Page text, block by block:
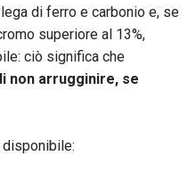
di ferro e carbonio e, se
superiore al 13%,
ciò significa che
non arrugginire, se
disponibile: